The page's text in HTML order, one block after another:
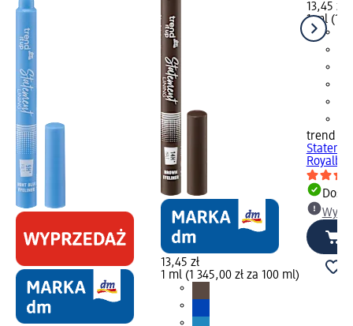
13,45 zł
1 ml (1 345,00 zł za 100 ml)
13,45 zł
1 ml (1
trend !t